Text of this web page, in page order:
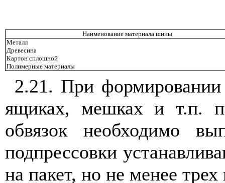
Наименование материала шины
Металл
Древесина
Картон сплошной
Полимерные материалы
2.21. При формировании
ящиках, мешках и т.п.
обвязок необходимо
подпрессовки
на пакет, но не менее трех